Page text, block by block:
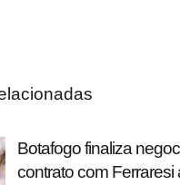
Botafogo finaliza
contrato com Ferraresi